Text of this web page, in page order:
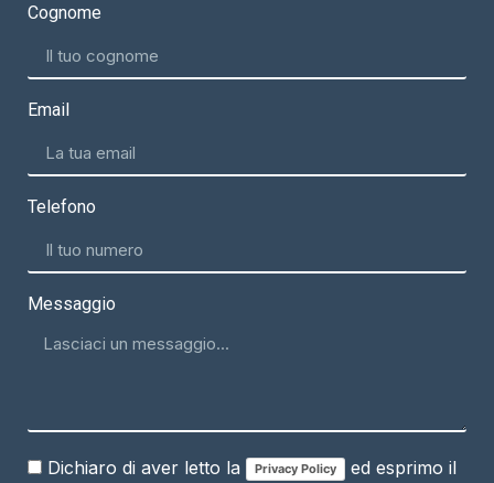
Cognome
Email
Telefono
Messaggio
Dichiaro di aver letto la Privacy Policy
ed esprimo il